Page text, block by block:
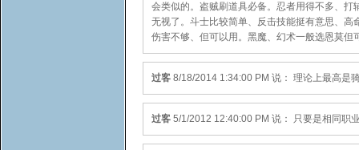
会类似的。盗贼刷道具必备。忍者用得不多、
无视了。斗士比较简单、反击技能挺有意思、
伤害不够、但可以用。黑魔、幻术一般选恩莫但
过客 8/18/2014 1:34:00 PM 说： 理论上最高是
过客 5/1/2012 12:40:00 PM 说： 只要是相同职